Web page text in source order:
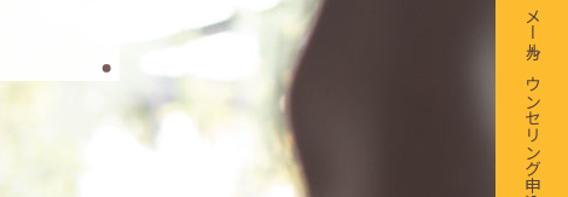
メールカウンセリング申込